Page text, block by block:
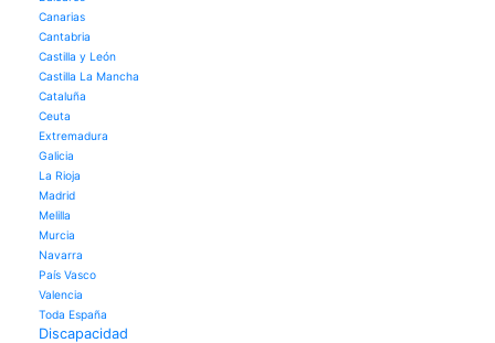
Canarias
Cantabria
Castilla y León
Castilla La Mancha
Cataluña
Ceuta
Extremadura
Galicia
La Rioja
Madrid
Melilla
Murcia
Navarra
País Vasco
Valencia
Toda España
Discapacidad